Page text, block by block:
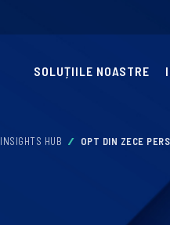
SOLUȚIILE NOASTRE
INSIGHTS HUB OPT DIN ZECE